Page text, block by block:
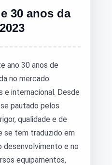
30 anos da
ano 30 anos de
no mercado
e internacional. Desde
pautado pelos
qualidade e de
se tem traduzido em
desenvolvimento e no
equipamentos,